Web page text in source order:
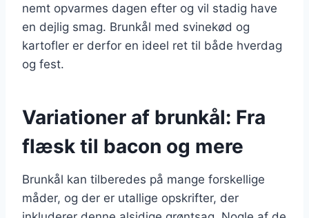
nemt opvarmes dagen efter og vil stadig have
en dejlig smag. Brunkål med svinekød og
kartofler er derfor en ideel ret til både hverdag
og fest.
Variationer af brunkål: Fra
flæsk til bacon og mere
Brunkål kan tilberedes på mange forskellige
måder, og der er utallige opskrifter, der